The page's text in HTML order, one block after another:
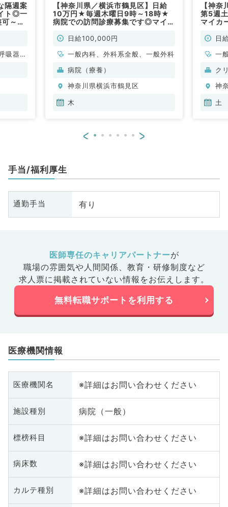
隔週案
ト◎一
～最
吸器内
【神奈川県／横浜市鶴見区】日給
10万円★毎週木曜日9時～18時★
病院での訪問診療募集です◎マイカ
非常勤）
日給100,000円
一般内科、外科系全般、一般外科
病院（療養）
神奈川県横浜市鶴見区
木
【神
第5週
マイカ
勤） 日
一
ク
神
土
< >
手当/福利厚生
通勤手当 有り
医師専任のキャリアパートナーが
職場の雰囲気や人間関係、 教育・研修制度など
求人票に掲載されていない情報をお伝えします。
無料転職サポートを利用する
医療機関情報
医療機関名 ※詳細はお問い合わせください
施設種別 病院（一般）
標榜科目 ※詳細はお問い合わせください
病床数 ※詳細はお問い合わせください
カルテ種別 ※詳細はお問い合わせください